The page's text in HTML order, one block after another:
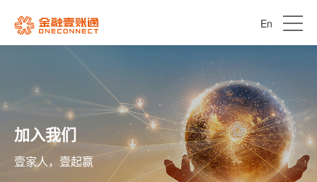
En
加入我们
壹家人，壹起赢